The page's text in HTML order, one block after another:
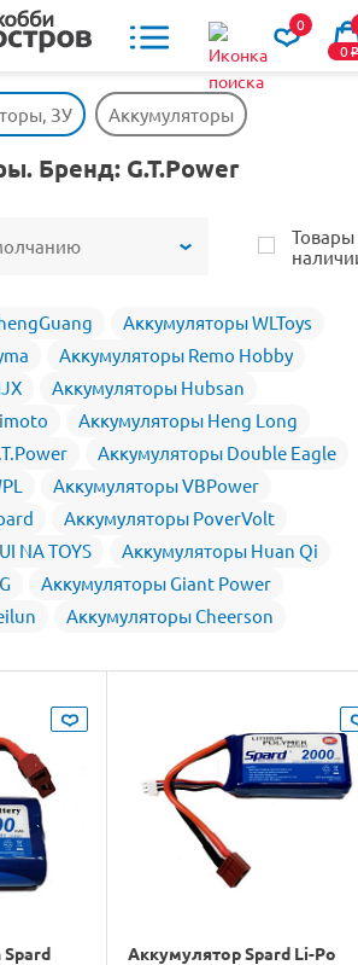
0
0o
ЗУ Аккумуляторы
Бренд: G.T.Power
Товары
Аккумуляторы WLToys
Аккумуляторы Remo Hobby
Аккумуляторы Hubsan
Аккумуляторы Heng Long
Аккумуляторы Double Eagle
Аккумуляторы VBPower
Аккумуляторы PoverVolt
NA TOYS
Аккумуляторы Huan Qi
Аккумуляторы Giant Power
Аккумуляторы Cheerson
Аккумулятор Spard Li-Po